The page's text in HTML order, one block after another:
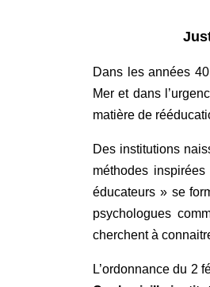
Dans les années
Mer et dans
matière de
Des institutions
méthodes
éducateurs » se
psychologues
cherchent à
L’ordonnance du 2